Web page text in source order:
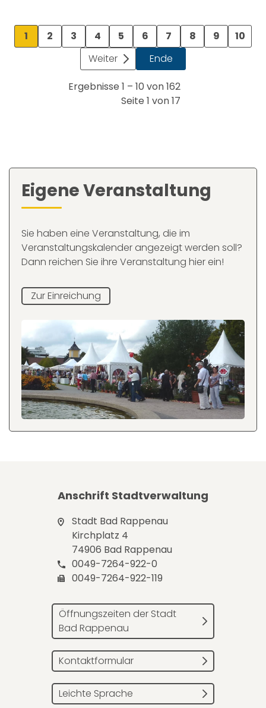
1 2 3 4 5 6 7 8 9
10
Weiter
Ende
Ergebnisse 1 – 10 von 162
Seite 1 von 17
Eigene Veranstaltung
Sie haben eine Veranstaltung, die im
Veranstaltungskalender angezeigt werden soll?
Dann reichen Sie ihre Veranstaltung hier ein!
Zur Einreichung
Anschrift Stadtverwaltung
Stadt Bad Rappenau
Kirchplatz 4
74906 Bad Rappenau
0049-7264-922-0
0049-7264-922-119
Öffnungszeiten der Stadt
Bad Rappenau
Kontaktformular
Leichte Sprache